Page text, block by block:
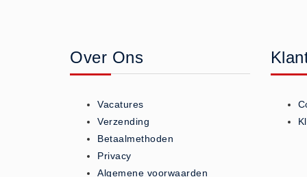
Koud - Warm kompressen (3)
Overige (1)
Teken - Beten sets (5)
Vitamines en mineralen (0)
Eerste Hulp Paneel
Over Ons
Vacatures
Verzending
Betaalmethoden
Privacy
Algemene voorwaarden